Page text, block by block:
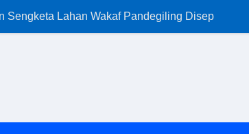
Lahan Wakaf Pandegiling Disepakati